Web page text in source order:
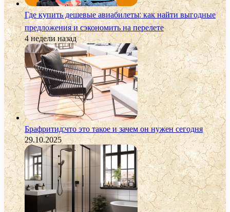
Где купить дешевые авиабилеты: как найти выгодные
предложения и сэкономить на перелете
4 недели назад
Брафритид:что это такое и зачем он нужен сегодня
29.10.2025